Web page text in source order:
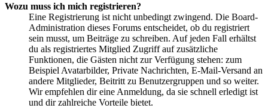
Wozu muss ich mich registrieren?
Eine Registrierung ist nicht unbedingt zwingend. Die Board-
Administration dieses Forums entscheidet, ob du registriert
sein musst, um Beiträge zu schreiben. Auf jeden Fall erhältst
du als registriertes Mitglied Zugriff auf zusätzliche
Funktionen, die Gästen nicht zur Verfügung stehen: zum
Beispiel Avatarbilder, Private Nachrichten, E-Mail-Versand an
andere Mitglieder, Beitritt zu Benutzergruppen und so weiter.
Wir empfehlen dir eine Anmeldung, da sie schnell erledigt ist
und dir zahlreiche Vorteile bietet.